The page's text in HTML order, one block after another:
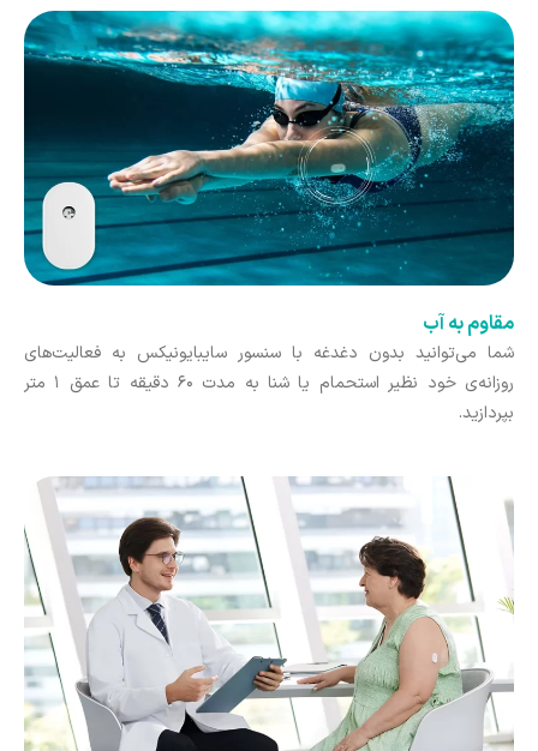
مقاوم به آب
شما می‌توانید بدون دغدغه با سنسور سایبایونیکس به فعالیت‌های
روزانه‌ی‌ خود نظیر استحمام یا شنا به مدت ۶۰ دقیقه تا عمق ۱ متر
بپردازید.